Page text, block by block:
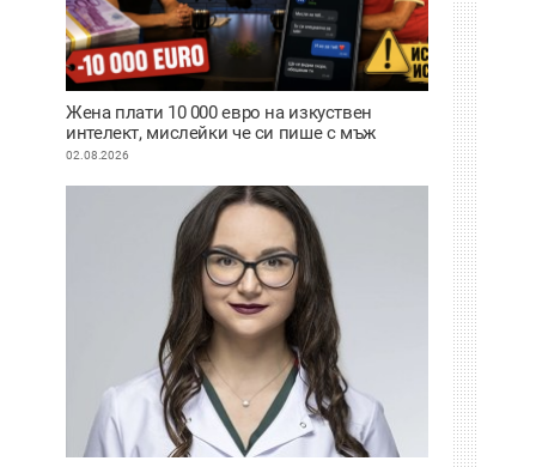
Жена плати 10 000 евро на изкуствен
интелект, мислейки че си пише с мъж
ВИДЕО
02.08.2026